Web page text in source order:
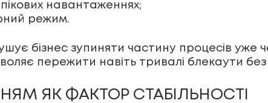
навантаженнях;
режим.
бізнес зупиняти частину процесів уже
пережити навіть тривалі блекаути
ЯК ФАКТОР СТАБІЛЬНОСТІ